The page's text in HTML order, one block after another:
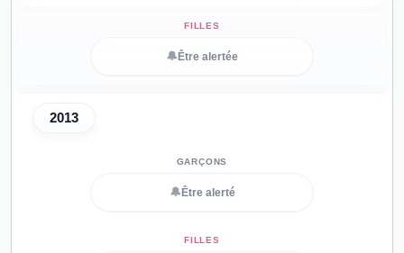
🔔 Être alertée
2013
🔔 Être alerté